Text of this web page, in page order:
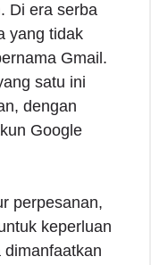
Di era serba
yang tidak
Gmail.
satu ini
dengan
Google
perpesanan,
keperluan